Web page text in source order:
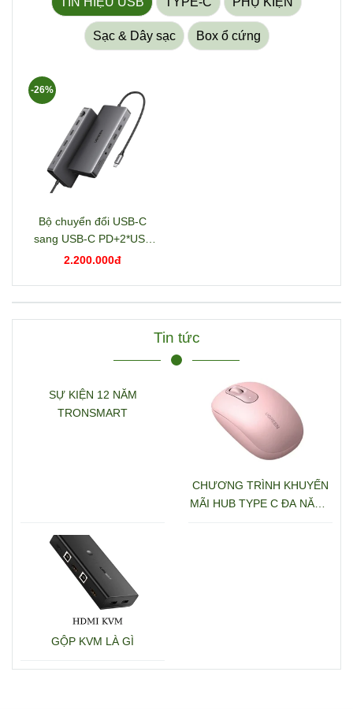
Sạc & Dây sạc Box ổ cứng
Bộ chuyển đổi USB-C
sang USB-C PD+2*USB
3.2+USB-C 3.2+2*USB
2.200.000đ
-26%
Tin tức
SỰ KIỆN 12 NĂM
TRONSMART
CHƯƠNG TRÌNH KHUYẾN
MÃI HUB TYPE C ĐA NĂNG
GỘP KVM LÀ GÌ